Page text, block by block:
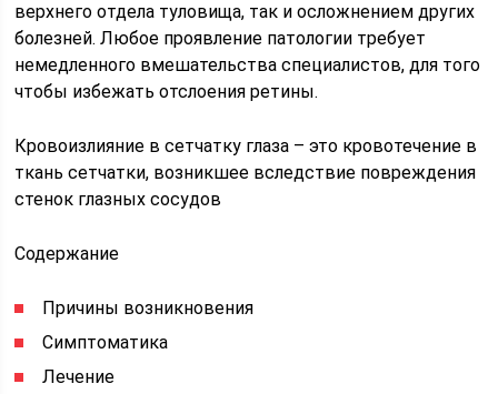
верхнего отдела туловища, так и осложнением других
болезней. Любое проявление патологии требует
немедленного вмешательства специалистов, для того
чтобы избежать отслоения ретины.
Кровоизлияние в сетчатку глаза – это кровотечение в
ткань сетчатки, возникшее вследствие повреждения
стенок глазных сосудов
Содержание
Причины возникновения
Симптоматика
Лечение